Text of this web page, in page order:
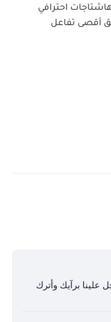
احترافي
أقصى تفاعل
علينا برآيك وأترك